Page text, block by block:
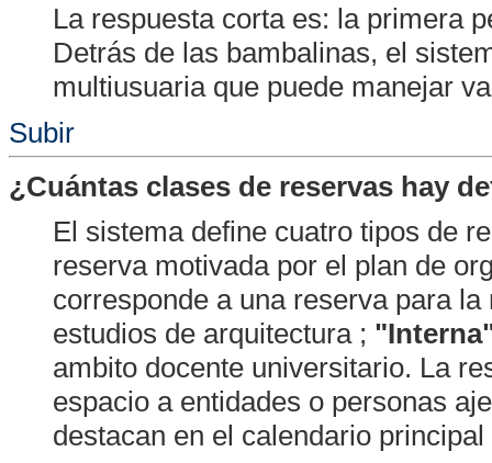
La respuesta corta es: la primera
Detrás de las bambalinas, el
multiusuaria que puede manejar
Subir
¿Cuántas clases de reservas hay
El sistema define cuatro tipos de
reserva motivada por el plan de
corresponde a una reserva para
estudios de arquitectura ;
ambito docente universitario. La
espacio a entidades o personas
destacan en el calendario